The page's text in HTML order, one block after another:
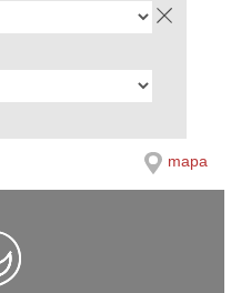
mapa